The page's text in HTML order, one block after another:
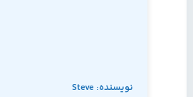
نویسنده: Steve